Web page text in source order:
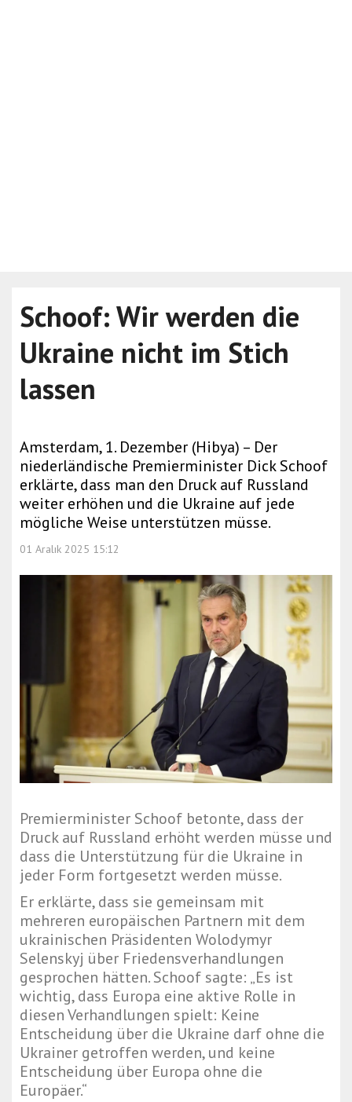
Schoof: Wir werden die
Ukraine nicht im Stich
lassen
Amsterdam, 1. Dezember (Hibya) – Der
niederländische Premierminister Dick Schoof
erklärte, dass man den Druck auf Russland
weiter erhöhen und die Ukraine auf jede
mögliche Weise unterstützen müsse.
01 Aralık 2025 15:12
Premierminister Schoof betonte, dass der
Druck auf Russland erhöht werden müsse und
dass die Unterstützung für die Ukraine in
jeder Form fortgesetzt werden müsse.
Er erklärte, dass sie gemeinsam mit
mehreren europäischen Partnern mit dem
ukrainischen Präsidenten Wolodymyr
Selenskyj über Friedensverhandlungen
gesprochen hätten. Schoof sagte: „Es ist
wichtig, dass Europa eine aktive Rolle in
diesen Verhandlungen spielt: Keine
Entscheidung über die Ukraine darf ohne die
Ukrainer getroffen werden, und keine
Entscheidung über Europa ohne die
Europäer.“